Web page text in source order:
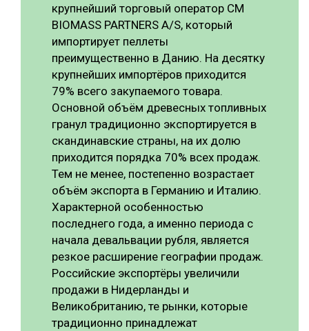
крупнейший торговый оператор CM
BIOMASS PARTNERS A/S, который
импортирует пеллеты
преимущественно в Данию. На десятку
крупнейших импортёров приходится
79% всего закупаемого товара.
Основной объём древесных топливных
гранул традиционно экспортируется в
скандинавские страны, на их долю
приходится порядка 70% всех продаж.
Тем не менее, постепенно возрастает
объём экспорта в Германию и Италию.
Характерной особенностью
последнего года, а именно периода с
начала девальвации рубля, является
резкое расширение географии продаж.
Российские экспортёры увеличили
продажи в Нидерланды и
Великобританию, те рынки, которые
традиционно принадлежат